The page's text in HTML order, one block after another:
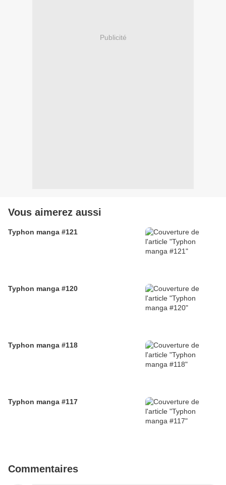
Publicité
Vous aimerez aussi
Typhon manga #121
Typhon manga #120
Typhon manga #118
Typhon manga #117
Commentaires